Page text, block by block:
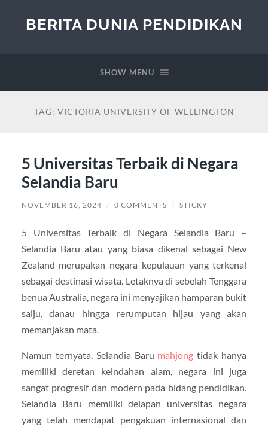
BERITA DUNIA PENDIDIKAN
SHOW MENU
TAG: VICTORIA UNIVERSITY OF WELLINGTON
5 Universitas Terbaik di Negara
Selandia Baru
NOVEMBER 16, 2024 / 0 COMMENTS / STICKY
5 Universitas Terbaik di Negara Selandia Baru –
Selandia Baru atau yang biasa dikenal sebagai New
Zealand merupakan negara kepulauan yang terkenal
sebagai destinasi wisata. Letaknya di sebelah Tenggara
benua Australia, negara ini menyajikan hamparan bukit
salju, danau hingga rerumputan hijau yang akan
memanjakan mata.
Namun ternyata, Selandia Baru mahjong tidak hanya
memiliki deretan keindahan alam, negara ini juga
sangat progresif dan modern pada bidang pendidikan.
Selandia Baru memiliki delapan universitas negara
yang telah mendapat pengakuan internasional dan